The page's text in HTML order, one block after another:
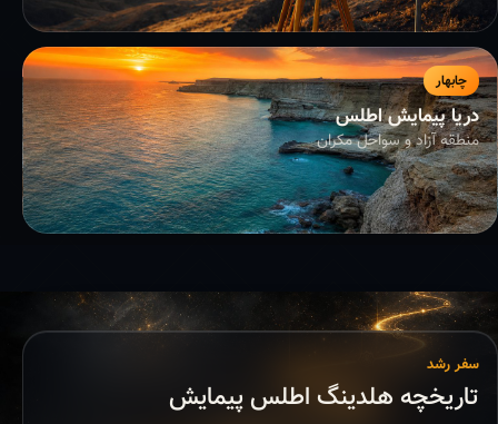
چابهار
دریا پیمایش اطلس
منطقه آزاد و سواحل مکران
سفر رشد
تاریخچه هلدینگ اطلس پیمایش